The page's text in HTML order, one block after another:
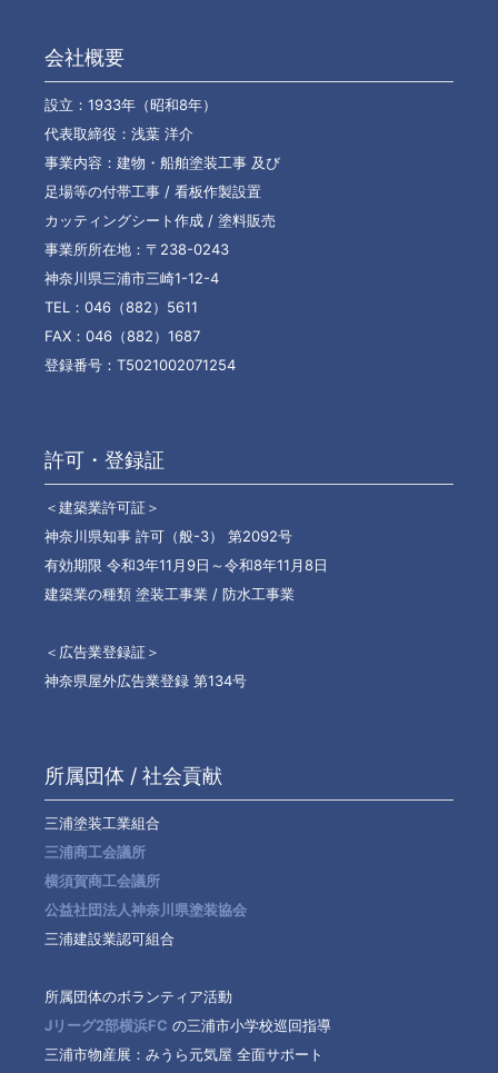
会社概要
設立：1933年（昭和8年）
代表取締役：浅葉 洋介
事業内容：建物・船舶塗装工事 及び
足場等の付帯工事 / 看板作製設置
カッティングシート作成 / 塗料販売
事業所所在地：〒238-0243
神奈川県三浦市三崎1-12-4
TEL：046（882）5611
FAX：046（882）1687
登録番号：T5021002071254
許可・登録証
＜建築業許可証＞
神奈川県知事 許可（般-3） 第2092号
有効期限 令和3年11月9日～令和8年11月8日
建築業の種類 塗装工事業 / 防水工事業
＜広告業登録証＞
神奈県屋外広告業登録 第134号
所属団体 / 社会貢献
三浦塗装工業組合
三浦商工会議所
横須賀商工会議所
公益社団法人神奈川県塗装協会
三浦建設業認可組合
所属団体のボランティア活動
Jリーグ2部横浜FC の三浦市小学校巡回指導
三浦市物産展：みうら元気屋 全面サポート